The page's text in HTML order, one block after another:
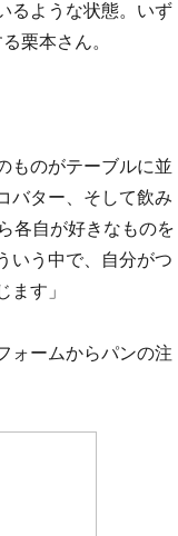
るような状態。いず
栗本さん。
ものがテーブルに並
バター、そして飲み
各自が好きなものを
いう中で、自分がつ
ます」
ォームからパンの注